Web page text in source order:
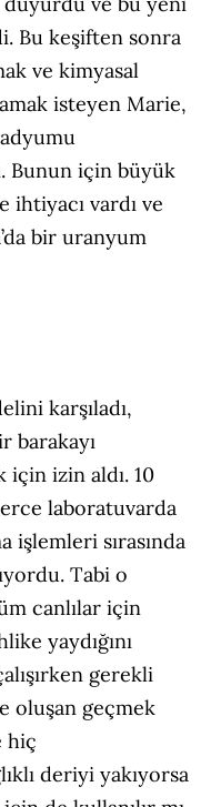
Bu keşiften sonra
ve kimyasal
isteyen Marie,
Bunun için büyük
vardı ve
bir uranyum
karşıladı,
barakayı
izin aldı. 10
laboratuvarda
işlemleri sırasında
Tabi o
canlılar için
yaydığını
gerekli
oluşan geçmek
hiç
deriyi yakıyorsa